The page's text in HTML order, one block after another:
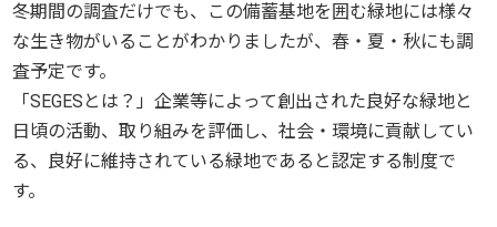
冬期間の調査だけでも、この備蓄基地を囲む緑地には様々
な生き物がいることがわかりましたが、春・夏・秋にも調
査予定です。
「SEGESとは？」企業等によって創出された良好な緑地と
日頃の活動、取り組みを評価し、社会・環境に貢献してい
る、良好に維持されている緑地であると認定する制度で
す。